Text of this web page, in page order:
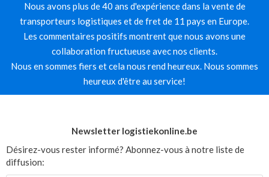
Nous avons plus de 40 ans d'expérience dans la vente de
transporteurs logistiques et de fret de 11 pays en Europe.
Les commentaires positifs montrent que nous avons une
collaboration fructueuse avec nos clients.
Nous en sommes fiers et cela nous rend heureux. Nous sommes
heureux d'être au service!
Newsletter logistiekonline.be
Désirez-vous rester informé? Abonnez-vous à notre liste de
diffusion: